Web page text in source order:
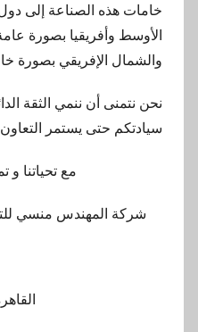
خامات هذه الصناعة إلى
الأوسط وأفريقيا بصورة
والشمال الإفريقي بصورة
نحن نتمنى أن ننمي الثقة
سيادتكم حتى يستمر
مع تحياتنا و
شركة المهندس منسي